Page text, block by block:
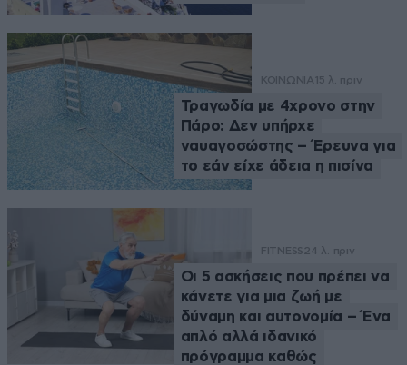
ΚΟΙΝΩΝΙΑ 15 λ. πριν
Τραγωδία με 4χρονο στην
Πάρο: Δεν υπήρχε
ναυαγοσώστης – Έρευνα για
το εάν είχε άδεια η πισίνα
FITNESS 24 λ. πριν
Οι 5 ασκήσεις που πρέπει να
κάνετε για μια ζωή με
δύναμη και αυτονομία – Ένα
απλό αλλά ιδανικό
πρόγραμμα καθώς